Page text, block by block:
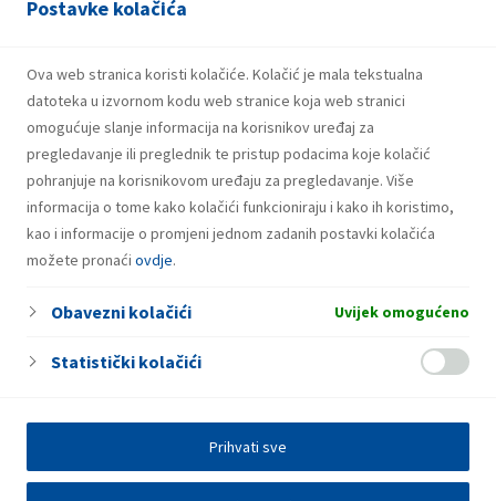
Postavke kolačića
Ova web stranica koristi kolačiće. Kolačić je mala tekstualna
datoteka u izvornom kodu web stranice koja web stranici
omogućuje slanje informacija na korisnikov uređaj za
pregledavanje ili preglednik te pristup podacima koje kolačić
pohranjuje na korisnikovom uređaju za pregledavanje. Više
informacija o tome kako kolačići funkcioniraju i kako ih koristimo,
kao i informacije o promjeni jednom zadanih postavki kolačića
možete pronaći ovdje.
Obavezni kolačići Uvijek omogućeno
Statistički kolačići
Prihvati sve
29.07.2026.
prvom polugodištu 2026.